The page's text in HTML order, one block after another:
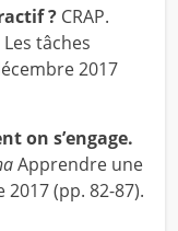
?CRAP.
tâches
2017
on s’engage.
Apprendre une
(pp. 82-87).